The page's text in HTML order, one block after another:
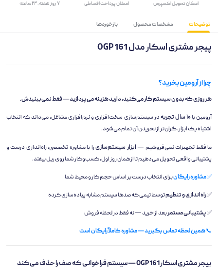
اﻣﮑﺎن ﺗﺤﻮﯾﻞ اﮐﺴﭙﺮس امکان پرداخت اقساطی ۷ روز ﻫﻔﺘﻪ، ۲۴ ﺳﺎﻋﺘﻪ
توضیحات مشخصات محصول بازخوردها
پیجر مشتری اسکار مدل OGP 161
چرا از آرومین بخرید؟
هر روزی که بدون سیستم کار می‌کنید، دارید هزینه می‌پردازید — فقط نمی‌بینیدش.
آرومین با۱۰ سال تجربه
در سیستم‌سازی سخت‌افزاری و نرم‌افزاری مشاغل، می‌داند که انتخاب
اشتباه یک ابزار، گران‌تر از نخریدن آن تمام می‌شود.
ما فقط تجهیزات نمی‌فروشیم —ابزار سیستم‌سازیرا با مشاوره تخصصی، راه‌اندازی درست و
پشتیبانی واقعی تحویل می‌دهیم تا از همان روز اول، کسب‌وکار شما روی ریل بیفتد.
✅مشاوره رایگانبرای انتخاب درست بر اساس حجم کار و محیط شما
✅راه‌اندازی و تنظیمتوسط تیمی که صدها سیستم مشابه پیاده‌سازی کرده
✅پشتیبانی مستمربعد از خرید — نه فقط در لحظه فروش
📞همین لحظه تماس بگیرید — مشاوره کاملاً رایگان است
پیجر مشتری اسکار OGP 161 — سیستم فراخوانی که صف را حذف می‌کند